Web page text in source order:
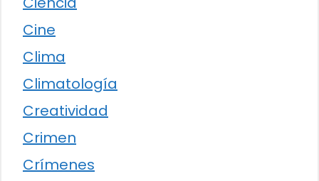
Cine
Clima
Climatología
Creatividad
Crimen
Crímenes